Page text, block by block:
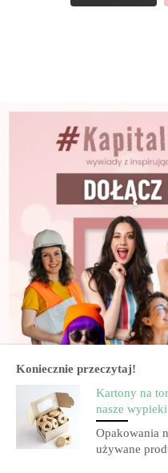
Koniecznie przeczytaj!
Kartony na
nasze wypieki
Opakowania
używane